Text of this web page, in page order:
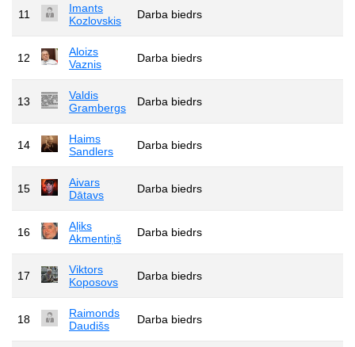
11
Imants
Kozlovskis
Darba biedrs
12
Aloizs
Vaznis
Darba biedrs
13
Valdis
Grambergs
Darba biedrs
14
Haims
Sandlers
Darba biedrs
15
Aivars
Dātavs
Darba biedrs
16
Aļiks
Akmentiņš
Darba biedrs
17
Viktors
Koposovs
Darba biedrs
18
Raimonds
Daudišs
Darba biedrs